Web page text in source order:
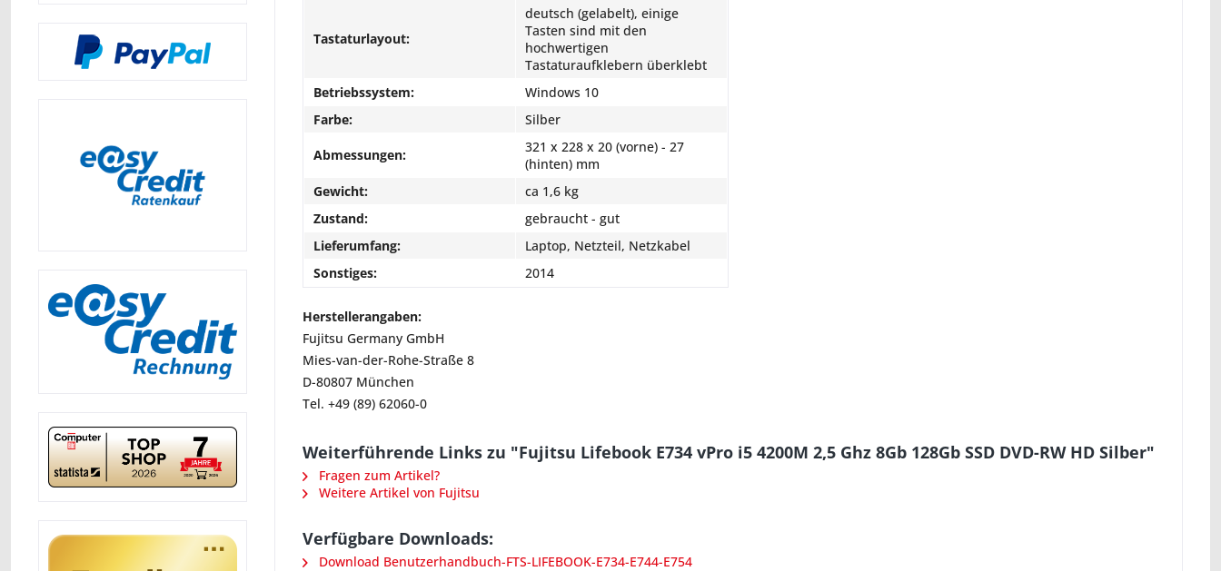
Tastaturlayout:
deutsch (gelabelt), einige
Tasten sind mit den
hochwertigen
Tastaturaufklebern überklebt
Betriebssystem:
Windows 10
Farbe:
Silber
Abmessungen:
321 x 228 x 20 (vorne) - 27
(hinten) mm
Gewicht:
ca 1,6 kg
Zustand:
gebraucht - gut
Lieferumfang:
Laptop, Netzteil, Netzkabel
Sonstiges:
2014
Herstellerangaben:
Fujitsu Germany GmbH
Mies-van-der-Rohe-Straße 8
D-80807 München
Tel. +49 (89) 62060-0
Weiterführende Links zu "Fujitsu Lifebook E734 vPro i5 4200M 2,5 Ghz 8Gb 128Gb SSD DVD-RW HD Silber"
Fragen zum Artikel?
Weitere Artikel von Fujitsu
Verfügbare Downloads:
Download Benutzerhandbuch-FTS-LIFEBOOK-E734-E744-E754